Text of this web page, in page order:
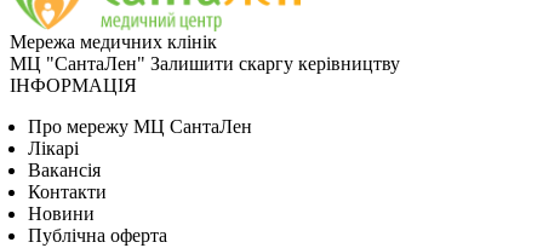
Мережа медичних клінік
МЦ "СантаЛен" Залишити скаргу керівництву
ІНФОРМАЦІЯ
Про мережу МЦ СантаЛен
Лікарі
Вакансія
Контакти
Новини
Публічна оферта